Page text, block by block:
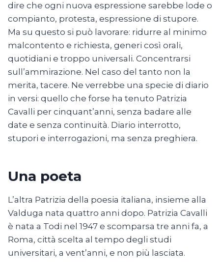
dire che ogni nuova espressione sarebbe lode o
compianto, protesta, espressione di stupore.
Ma su questo si può lavorare: ridurre al minimo
malcontento e richiesta, generi così orali,
quotidiani e troppo universali. Concentrarsi
sull’ammirazione. Nel caso del tanto non la
merita, tacere. Ne verrebbe una specie di diario
in versi: quello che forse ha tenuto Patrizia
Cavalli per cinquant’anni, senza badare alle
date e senza continuità. Diario interrotto,
stupori e interrogazioni, ma senza preghiera.
Una poeta
L’altra Patrizia della poesia italiana, insieme alla
Valduga nata quattro anni dopo. Patrizia Cavalli
è nata a Todi nel 1947 e scomparsa tre anni fa, a
Roma, città scelta al tempo degli studi
universitari, a vent’anni, e non più lasciata.